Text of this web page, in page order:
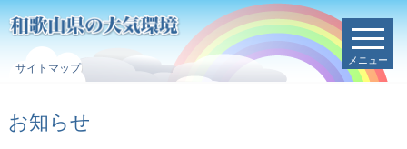
サイトマップ
メニュー
お知らせ